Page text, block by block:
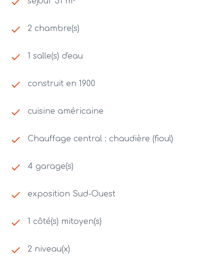
2 chambre(s)
1 salle(s) d'eau
construit en 1900
cuisine américaine
Chauffage central : chaudière (fioul)
4 garage(s)
exposition Sud-Ouest
1 côté(s) mitoyen(s)
2 niveau(x)